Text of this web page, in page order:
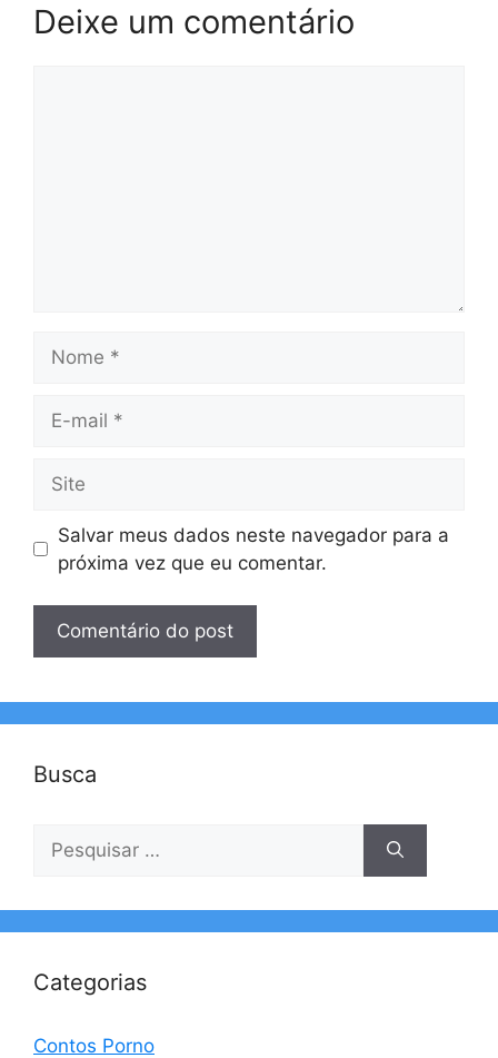
Deixe um comentário
mail
Salvar meus dados neste navegador para a
próxima vez que eu comentar.
Busca
Pesquisar
Categorias
Contos Porno